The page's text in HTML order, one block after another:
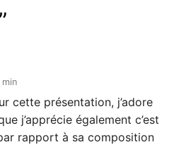
min
cette présentation, j’adore
j’apprécie également c’est
rapport à sa composition